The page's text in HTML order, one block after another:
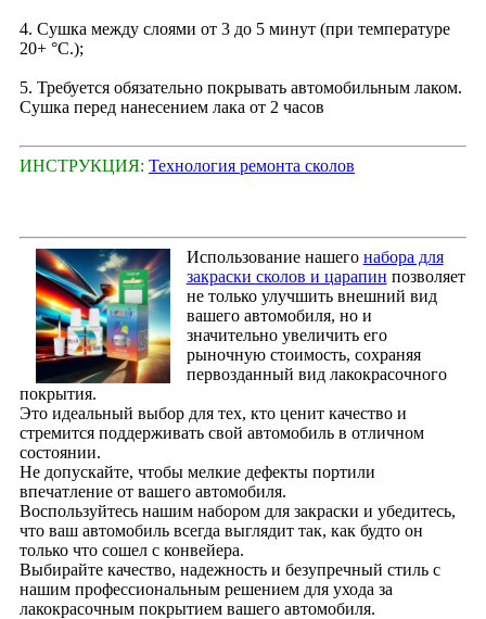
4. Сушка между слоями от 3 до 5 минут (при температуре
20+ °С.);
5. Требуется обязательно покрывать автомобильным лаком.
Сушка перед нанесением лака от 2 часов
ИНСТРУКЦИЯ: Технология ремонта сколов
Использование нашего набора для
закраски сколов и царапин позволяет
не только улучшить внешний вид
вашего автомобиля, но и
значительно увеличить его
рыночную стоимость, сохраняя
первозданный вид лакокрасочного
покрытия.
Это идеальный выбор для тех, кто ценит качество и
стремится поддерживать свой автомобиль в отличном
состоянии.
Не допускайте, чтобы мелкие дефекты портили
впечатление от вашего автомобиля.
Воспользуйтесь нашим набором для закраски и убедитесь,
что ваш автомобиль всегда выглядит так, как будто он
только что сошел с конвейера.
Выбирайте качество, надежность и безупречный стиль с
нашим профессиональным решением для ухода за
лакокрасочным покрытием вашего автомобиля.